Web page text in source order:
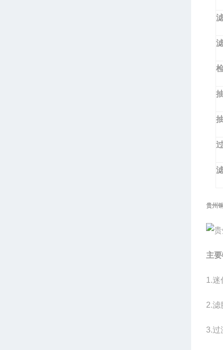
贵州
主
1.迷
2.滤
3.过